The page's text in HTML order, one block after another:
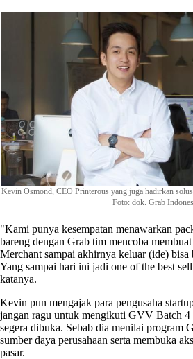
Kevin Osmond, CEO Printerous yang juga hadirkan
Foto: dok. Grab
"Kami punya kesempatan menawarkan
bareng dengan Grab tim mencoba
Merchant sampai akhirnya keluar (ide)
Yang sampai hari ini jadi one of the best
katanya.
Kevin pun mengajak para pengusaha
jangan ragu untuk mengikuti GVV Batch 4
segera dibuka. Sebab dia menilai program
sumber daya perusahaan serta membuka
pasar.